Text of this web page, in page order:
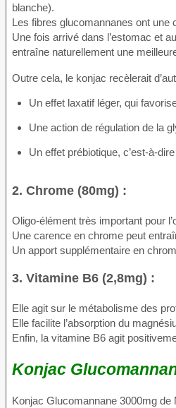
blanche).
Les fibres glucomannanes ont une
Une fois arrivé dans l’estomac et
entraîne naturellement une
Outre cela, le konjac recèlerait
Un effet laxatif léger, qui
Une action de régulation de la
Un effet prébiotique, c’est-à-
2. Chrome (80mg) :
Oligo-élément très important pour
Une carence en chrome peut
Un apport supplémentaire en
3. Vitamine B6 (2,8mg) :
Elle agit sur le métabolisme des
Elle facilite l’absorption du
Enfin, la vitamine B6 agit
Konjac
Konjac Glucomannane 3000mg